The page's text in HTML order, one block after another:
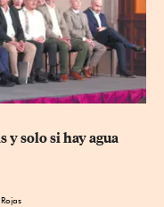
y solo si hay agua